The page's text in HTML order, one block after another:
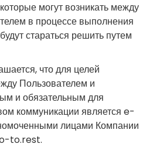
могут возникать между
в процессе выполнения
стараться решить путем
что для целей
Пользователем и
и обязательным для
коммуникации является e-
лицами Компании
to.rest.